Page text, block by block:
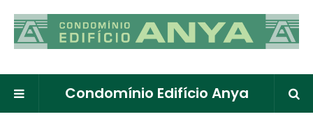
Condomínio Edifício Anya